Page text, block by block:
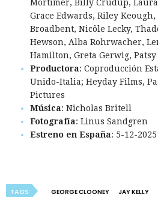
Mortimer, Billy Crudup, Laura
Grace Edwards, Riley
Broadbent, Nicôle Lecky,
Hewson, Alba Rohrwacher,
Hamilton, Greta Gerwig,
Productora: Coproducción
Unido-Italia; Heyday Films,
Pictures
Música: Nicholas Britell
Fotografía: Linus Sandgren
Estreno en España: 5-12-2025
TAGS GEORGE CLOONEY JAY KELLY